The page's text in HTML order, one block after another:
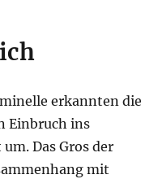
erkannten
Einbruch ins
Das Gros der
mit